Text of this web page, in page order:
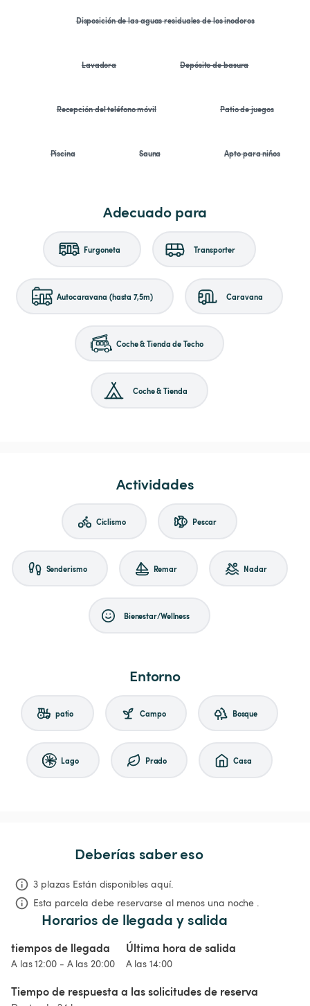
Disposición de las aguas residuales de los inodoros
Lavadora Depósito de basura
Recepción del teléfono móvil Patio de juegos
Piscina Sauna Apto para niños
Adecuado para
Furgoneta Transporter
Autocaravana (hasta 7,5m) Caravana
Coche & Tienda de Techo
Coche & Tienda
Actividades
Ciclismo Pescar
Senderismo Remar Nadar
Bienestar/Wellness
Entorno
patio Campo Bosque
Lago Prado Casa
Deberías saber eso
3 plazas Están disponibles aquí.
Esta parcela debe reservarse al menos una noche .
Horarios de llegada y salida
tiempos de llegada
A las 12:00 - A las 20:00
Última hora de salida
A las 14:00
Tiempo de respuesta a las solicitudes de reserva